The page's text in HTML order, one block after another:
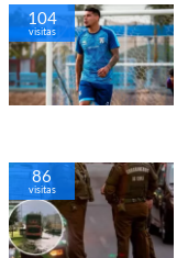
104
visitas
86
visitas